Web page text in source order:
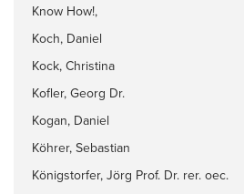
Know How!,
Koch, Daniel
Kock, Christina
Kofler, Georg Dr.
Kogan, Daniel
Köhrer, Sebastian
Königstorfer, Jörg Prof. Dr. rer. oec.